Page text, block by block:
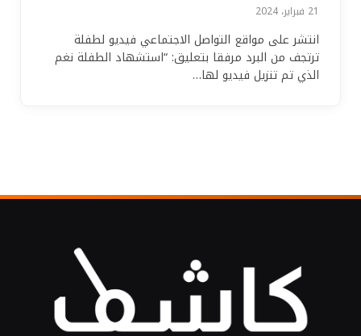
21 فبراير، 2024
انتشر على مواقع التواصل الاجتماعي فيديو لطفلة
ترتجف من البرد مرفقا بتعليق: “استشهاد الطفلة نغم
الذي تم تنزيل فيديو لها…